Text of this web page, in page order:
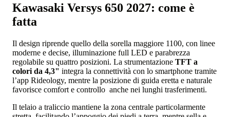
Kawasaki Versys 650 2027: come è
fatta
Il design riprende quello della sorella maggiore 1100, con linee
moderne e decise, illuminazione full LED e parabrezza
regolabile su quattro posizioni. La strumentazione TFT a
colori da 4,3" integra la connettività con lo smartphone tramite
l’app Rideology, mentre la posizione di guida eretta e naturale
favorisce comfort e controllo anche nei lunghi trasferimenti.
Il telaio a traliccio mantiene la zona centrale particolarmente